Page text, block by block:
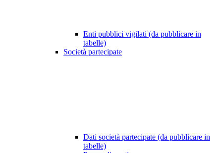
Enti pubblici vigilati (da pubblicare in
tabelle)
Società partecipate
Dati società partecipate (da pubblicare in
tabelle)